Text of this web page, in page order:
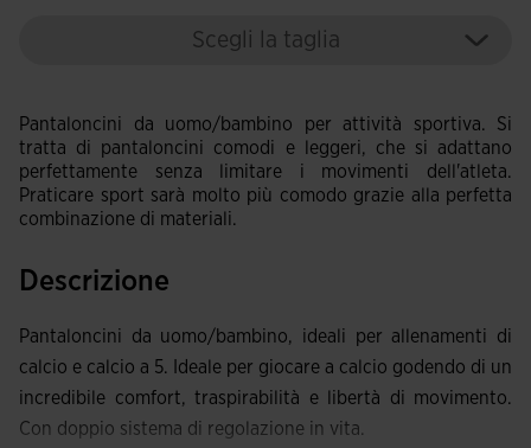
Scegli la taglia
Pantaloncini da uomo/bambino per attività sportiva. Si
tratta di pantaloncini comodi e leggeri, che si adattano
perfettamente senza limitare i movimenti dell'atleta.
Praticare sport sarà molto più comodo grazie alla perfetta
combinazione di materiali.
Descrizione
Pantaloncini da uomo/bambino, ideali per allenamenti di
calcio e calcio a 5. Ideale per giocare a calcio godendo di un
incredibile comfort, traspirabilità e libertà di movimento.
Con doppio sistema di regolazione in vita.